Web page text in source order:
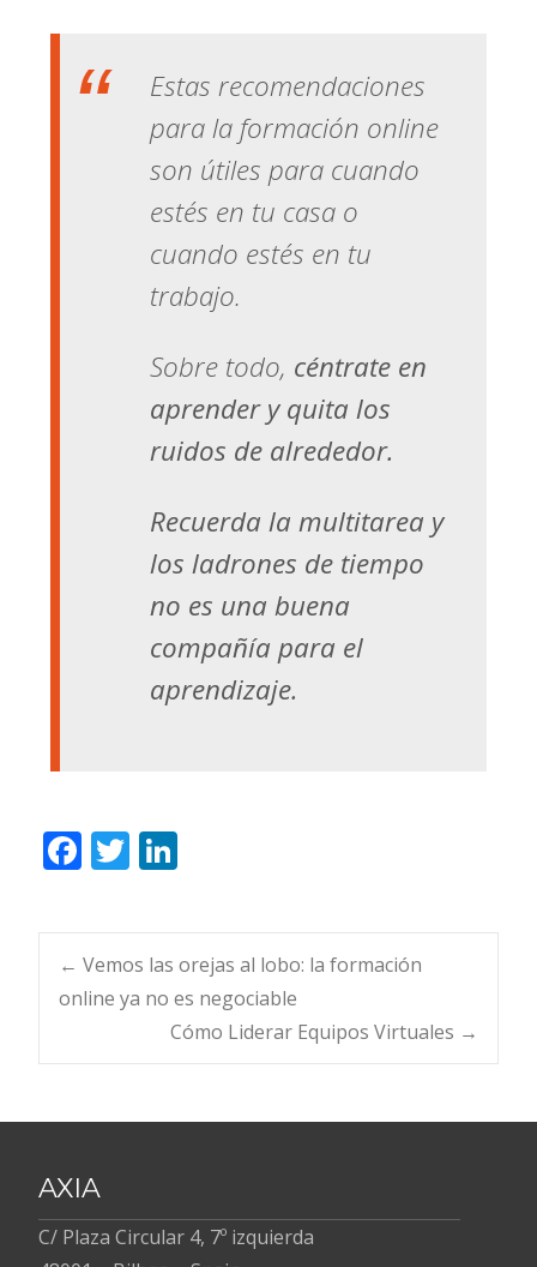
Estas recomendaciones
para la formación online
son útiles para cuando
estés en tu casa o
cuando estés en tu
trabajo.
Sobre todo, céntrate en
aprender y quita los
ruidos de alrededor.
Recuerda la multitarea y
los ladrones de tiempo
no es una buena
compañía para el
aprendizaje.
F
e
b
o
k
T
itt
er
k
e
dI
n
Navegación
de
entradas
← Vemos las orejas al lobo: la formación
online ya no es negociable
Cómo Liderar Equipos Virtuales →
AXIA
C/ Plaza Circular 4, 7º izquierda